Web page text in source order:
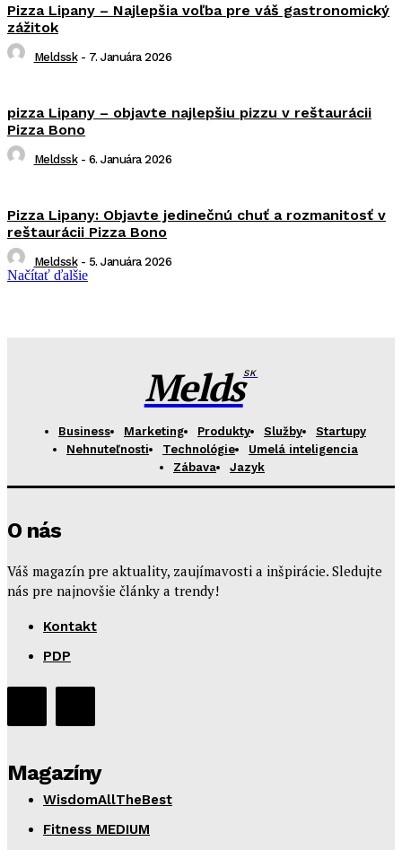
Pizza Lipany – Najlepšia voľba pre váš gastronomický
zážitok
Meldssk - 7. Januára 2026
pizza Lipany – objavte najlepšiu pizzu v reštaurácii
Pizza Bono
Meldssk - 6. Januára 2026
Pizza Lipany: Objavte jedinečnú chuť a rozmanitosť v
reštaurácii Pizza Bono
Meldssk - 5. Januára 2026
Načítať ďalšie
MeldsSK
Business Marketing Produkty Služby
Startupy
Nehnuteľnosti
Technológie
Umelá inteligencia
Zábava
Jazyk
O nás
Váš magazín pre aktuality, zaujímavosti a inšpirácie. Sledujte
nás pre najnovšie články a trendy!
Kontakt
PDP
Magazíny
WisdomAllTheBest
Fitness MEDIUM